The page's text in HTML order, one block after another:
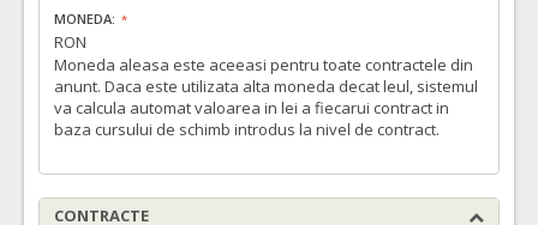
MONEDA:
RON
Moneda aleasa este aceeasi pentru toate contractele din
anunt. Daca este utilizata alta moneda decat leul, sistemul
va calcula automat valoarea in lei a fiecarui contract in
baza cursului de schimb introdus la nivel de contract.
CONTRACTE